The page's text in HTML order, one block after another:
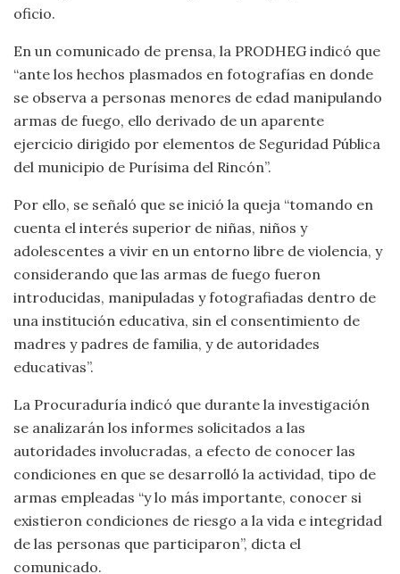
oficio.
En un comunicado de prensa, la PRODHEG indicó que
“ante los hechos plasmados en fotografías en donde
se observa a personas menores de edad manipulando
armas de fuego, ello derivado de un aparente
ejercicio dirigido por elementos de Seguridad Pública
del municipio de Purísima del Rincón”.
Por ello, se señaló que se inició la queja “tomando en
cuenta el interés superior de niñas, niños y
adolescentes a vivir en un entorno libre de violencia, y
considerando que las armas de fuego fueron
introducidas, manipuladas y fotografiadas dentro de
una institución educativa, sin el consentimiento de
madres y padres de familia, y de autoridades
educativas”.
La Procuraduría indicó que durante la investigación
se analizarán los informes solicitados a las
autoridades involucradas, a efecto de conocer las
condiciones en que se desarrolló la actividad, tipo de
armas empleadas “y lo más importante, conocer si
existieron condiciones de riesgo a la vida e integridad
de las personas que participaron”, dicta el
comunicado.